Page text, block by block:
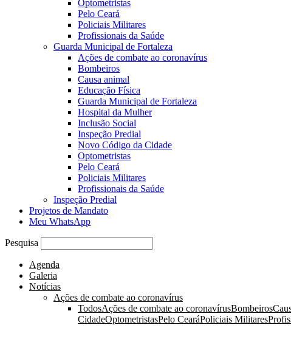
Optometristas
Pelo Ceará
Policiais Militares
Profissionais da Saúde
Guarda Municipal de Fortaleza
Ações de combate ao coronavírus
Bombeiros
Causa animal
Educação Física
Guarda Municipal de Fortaleza
Hospital da Mulher
Inclusão Social
Inspeção Predial
Novo Código da Cidade
Optometristas
Pelo Ceará
Policiais Militares
Profissionais da Saúde
Inspeção Predial
Projetos de Mandato
Meu WhatsApp
Pesquisa
Agenda
Galeria
Notícias
Ações de combate ao coronavírus
TodosAções de combate ao coronavírusBombeiros
CidadeOptometristasPelo CearáPoliciais Militares